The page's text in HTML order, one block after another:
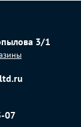
3/1
07